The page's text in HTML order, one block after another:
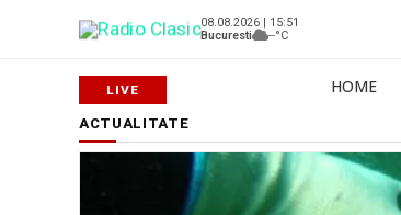
08.08.2026 | 15:51
Bucuresti
--°C
HOME
ACTUALITATE